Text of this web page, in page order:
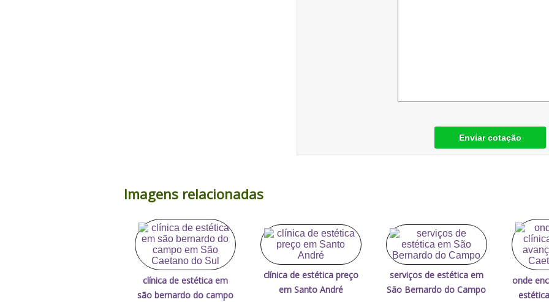
Enviar cotação
Imagens relacionadas
clínica de estética em
são bernardo do campo
clínica de estética preço
em Santo André
serviços de estética em
São Bernardo do Campo
onde